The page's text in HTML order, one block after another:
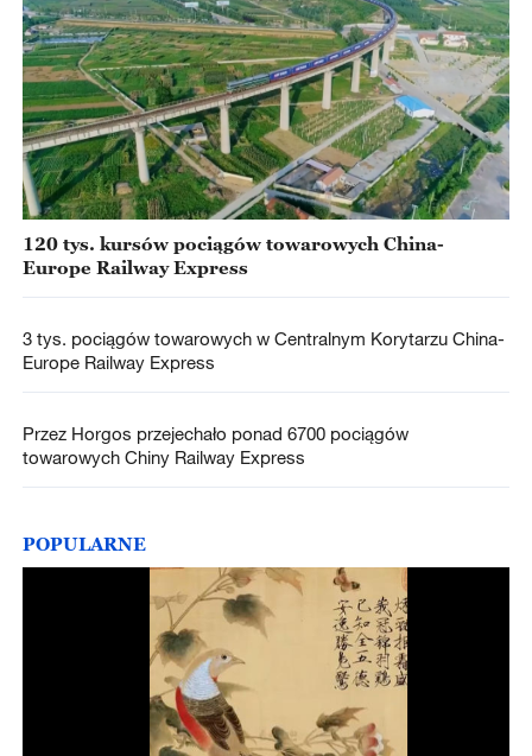
120 tys. kursów pociągów towarowych China-
Europe Railway Express
3 tys. pociągów towarowych w Centralnym Korytarzu China-
Europe Railway Express
Przez Horgos przejechało ponad 6700 pociągów
towarowych Chiny Railway Express
POPULARNE